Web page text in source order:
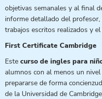
objetivas semanales y al final
informe detallado del
trabajos escritos realizados y
First Certificate Cambridge
Este curso de ingles para
alumnos con al menos un nivel
prepararse de forma
de la Universidad de